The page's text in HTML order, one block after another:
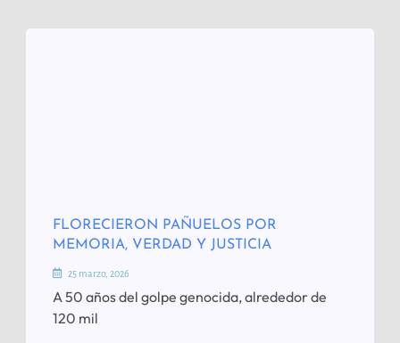
FLORECIERON PAÑUELOS POR
MEMORIA, VERDAD Y JUSTICIA
25 marzo, 2026
A 50 años del golpe genocida, alrededor de
120 mil